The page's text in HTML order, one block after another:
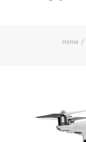
VERKEFNIN
FYRIRTÆKIÐ
HAFA SAMBAND
Home